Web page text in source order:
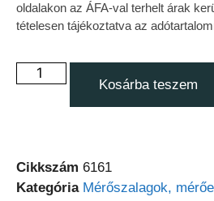
oldalakon az ÁFA-val terhelt árak
tételesen tájékoztatva az
Kosárba teszem
Cikkszám 6161
Kategória Mérőszalagok,